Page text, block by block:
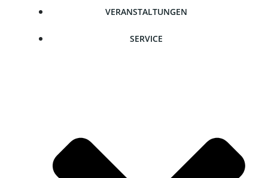
VER­AN­STAL­TUN­GEN
SER­VICE